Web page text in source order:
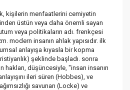
kişilerin menfaatlerini cemiyetin
üstün veya daha önemli sayan
veya politikaların adı. frenkçesi
modern insanın ahlak yapısıdır. ilk
anlayışa kıyasla bir kopma
şeklinde başladı. sonra
hakları, düşüncesiyle, "insan insanın
ileri süren (Hobbes), ve
savunan (Locke) ve